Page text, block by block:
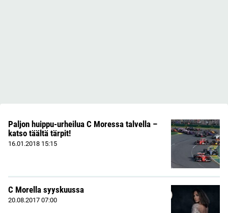
Paljon huippu-urheilua C Moressa talvella –
katso täältä tärpit!
16.01.2018 15:15
C Morella syyskuussa
20.08.2017 07:00